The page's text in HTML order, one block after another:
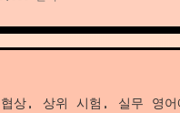
상, 상위 시험, 실무 영어